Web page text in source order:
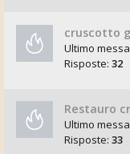
cruscotto
Ultimo
Risposte: 32
Restauro
Ultimo
Risposte: 33